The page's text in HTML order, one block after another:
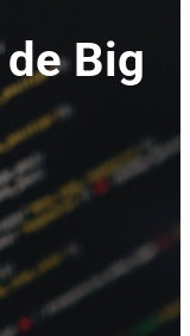
Big